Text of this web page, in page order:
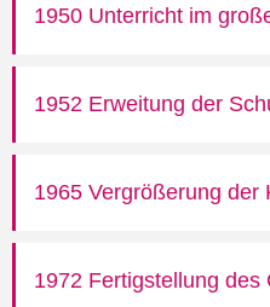
1950 Unterricht im
1952 Erweitung der
1965 Vergrößerung der
1972 Fertigstellung des